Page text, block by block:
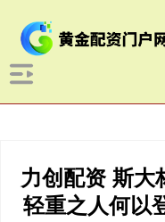
力创配资 斯大
轻重之人何以